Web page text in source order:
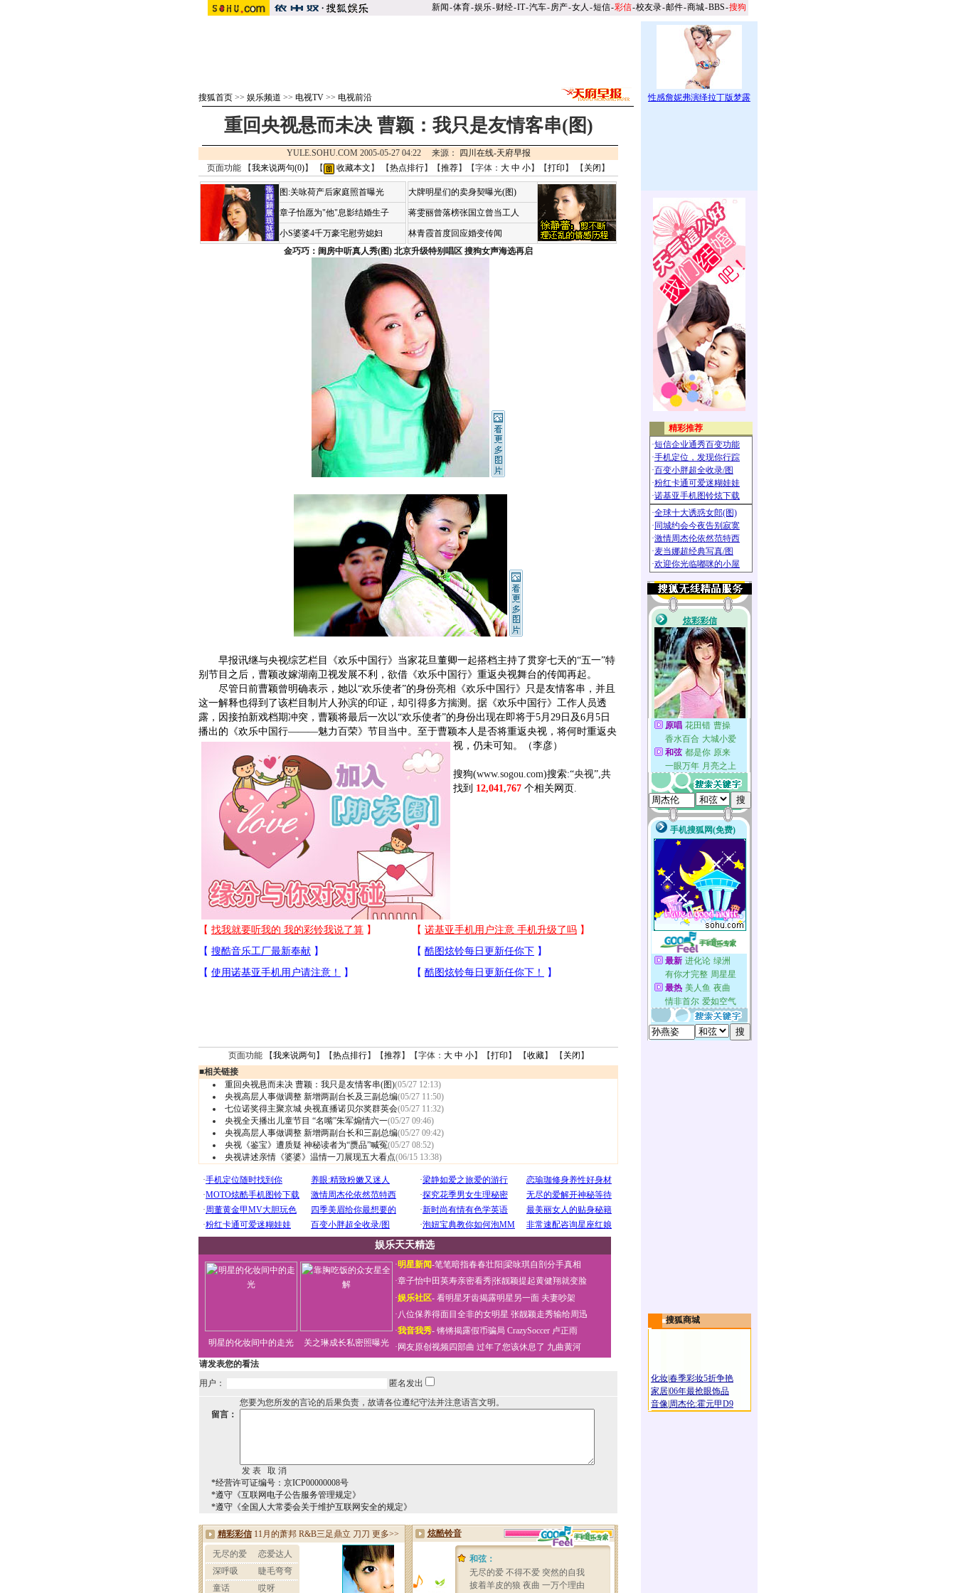
新闻-体育-娱乐-财经-IT-汽车-房产-女人 -短信-彩信-校友录-邮件-商城-BBS-搜狗
搜狐首页 >> 娱乐频道 >> 电视TV >> 电视前沿
重回央视悬而未决 曹颖：我只是友情客串(图)
YULE.SOHU.COM 2005-05-27 04:22 来源：
四川在线-天府早报
页面功能 【我来说两句(0)】 【 收藏本文 】 【热点排行】【推荐】【字体： 大 中 小】【打印 】 【 关闭 】
图:关咏荷产后家庭照首曝光
章子怡愿为"他"息影结婚生子
小S婆婆4千万豪宅慰劳媳妇
大牌明星们的卖身契曝光(图)
蒋雯丽曾落榜张国立曾当工人
林青霞首度回应婚变传闻
金巧巧：闺房中听真人秀(图) 北京升级特别唱区 搜狗女声海选再启
早报讯继与央视综艺栏目《欢乐中国行》当家花旦董卿一起搭档主持了贯穿七天的“五一”特
别节目之后，曹颖改嫁湖南卫视发展不利，欲借《欢乐中国行》重返央视舞台的传闻再起。
尽管日前曹颖曾明确表示，她以“欢乐使者”的身份亮相《欢乐中国行》只是友情客串，并且
这一解释也得到了该栏目制片人孙滨的印证，却引得多方揣测。据《欢乐中国行》工作人员透
露，因接拍新戏档期冲突，曹颖将最后一次以“欢乐使者”的身份出现在即将于5月29日及6月5日
播出的《欢乐中国行———魅力百荣》节目当中。 至于曹颖本人是否将重返央视，将何时重返央
视，仍未可知。（李彦）
搜狗(www.sogou.com)搜索:“央视”,共
找到 12,041,767 个相关网页.
页面功能 【我来说两句 】【热点排行】【推荐】【字体： 大 中 小】【打印 】 【收藏】 【 关闭 】
■相关链接
重回央视悬而未决 曹颖：我只是友情客串(图)(05/27 12:13)
央视高层人事做调整 新增两副台长及三副总编(05/27 11:50)
七位诺奖得主聚京城 央视直播诺贝尔奖群英会(05/27 11:32)
央视全天播出儿童节目 “名嘴”朱军煽情六一(05/27 09:46)
央视高层人事做调整 新增两副台长和三副总编(05/27 09:42)
央视《鉴宝》遭质疑 神秘读者为“赝品”喊冤(05/27 08:52)
央视讲述亲情《婆婆》温情一刀展现五大看点(06/15 13:38)
娱乐天天精选
明星的化妆间中的走光 关之琳成长私密照曝光
·明星新闻-笔笔暗指春春壮阳 梁咏琪自剖分手真相
·章子怡中田英寿亲密看秀张靓颖提起黄健翔就变脸
·娱乐社区- 看明星牙齿揭露明星另一面 夫妻吵架
·八位保养得面目全非的女明星 张靓颖走秀输给周迅
·我音我秀- 锵锵揭露假币骗局 CrazySoccer 卢正雨
· 网友原创视频四部曲 过年了您该休息了 九曲黄河
请发表您的看法
用户：
匿名发出
您要为您所发的言论的后果负责，故请各位遵纪守法并注意语言文明。
留言：
*经营许可证编号：京ICP00000008号
*遵守《互联网电子公告服务管理规定》
*遵守《全国人大常委会关于维护互联网安全的规定》
搜狐商城
化妆春季彩妆5折争艳
家居06年最抢眼饰品
音像 周杰伦:霍元甲D9